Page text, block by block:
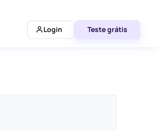
Login Teste grátis